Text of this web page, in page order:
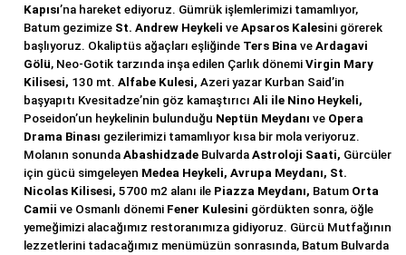
Kapısı’na hareket ediyoruz. Gümrük işlemlerimizi tamamlıyor,
Batum gezimize St. Andrew Heykeli ve Apsaros Kalesini görerek
başlıyoruz. Okaliptüs ağaçları eşliğinde Ters Bina ve Ardagavi
Gölü, Neo-Gotik tarzında inşa edilen Çarlık dönemi Virgin Mary
Kilisesi, 130 mt. Alfabe Kulesi, Azeri yazar Kurban Said’in
başyapıtı Kvesitadze’nin göz kamaştırıcı Ali ile Nino Heykeli,
Poseidon’un heykelinin bulunduğu Neptün Meydanı ve Opera
Drama Binası gezilerimizi tamamlıyor kısa bir mola veriyoruz.
Molanın sonunda Abashidzade Bulvarda Astroloji Saati, Gürcüler
için gücü simgeleyen Medea Heykeli, Avrupa Meydanı, St.
Nicolas Kilisesi, 5700 m2 alanı ile Piazza Meydanı, Batum Orta
Camii ve Osmanlı dönemi Fener Kulesini gördükten sonra, öğle
yemeğimizi alacağımız restoranımıza gidiyoruz. Gürcü Mutfağının
lezzetlerini tadacağımız menümüzün sonrasında, Batum Bulvarda